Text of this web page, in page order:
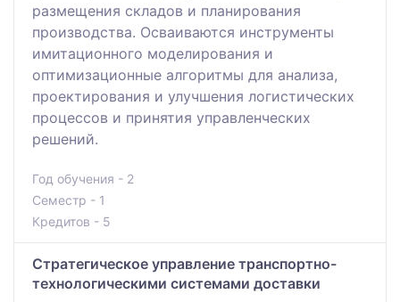
размещения складов и планирования
производства. Осваиваются инструменты
имитационного моделирования и
оптимизационные алгоритмы для анализа,
проектирования и улучшения логистических
процессов и принятия управленческих
решений.
Год обучения - 2
Семестр - 1
Кредитов - 5
Стратегическое управление транспортно-
технологическими системами доставки